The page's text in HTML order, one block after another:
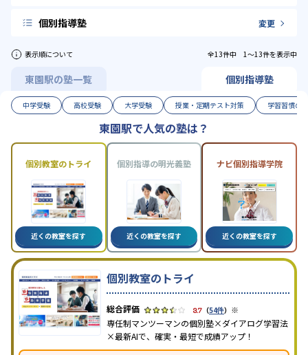
個別指導塾 変更
表示順について 全13件中 1〜13件を表示中
東園駅の塾一覧 個別指導塾
中学受験 高校受験 大学受験 授業・定期テスト対策 学習習慣の
東園駅で人気の塾は？
個別教室のトライ
近くの教室を探す
個別指導の明光義塾
近くの教室を探す
ナビ個別指導学院
近くの教室を探す
個別教室のトライ
3.7 （54件） ※
専任制マンツーマンの個別塾×ダイアログ学習法
×最新AIで、確実・最短で成績アップ！